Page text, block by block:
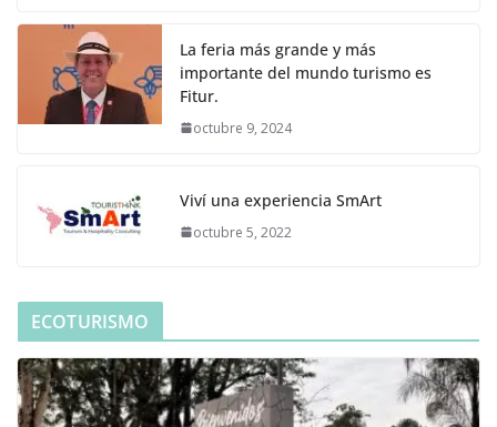
La feria más grande y más
importante del mundo turismo es
Fitur.
octubre 9, 2024
Viví una experiencia SmArt
octubre 5, 2022
ECOTURISMO